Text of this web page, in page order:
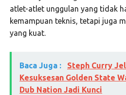
atlet-atlet unggulan yang tidak
kemampuan teknis, tetapi juga
yang kuat.
Baca Juga :
Steph Curry
Kesuksesan Golden State
Dub Nation Jadi Kunci